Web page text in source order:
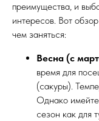
преимущества, и
интересов. Вот
чем заняться:
Весна (с
время для
(сакуры).
Однако имейте
сезон как для